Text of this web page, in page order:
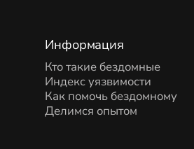
Информация
Кто такие бездомные
Индекс уязвимости
Как помочь бездомному
Делимся опытом